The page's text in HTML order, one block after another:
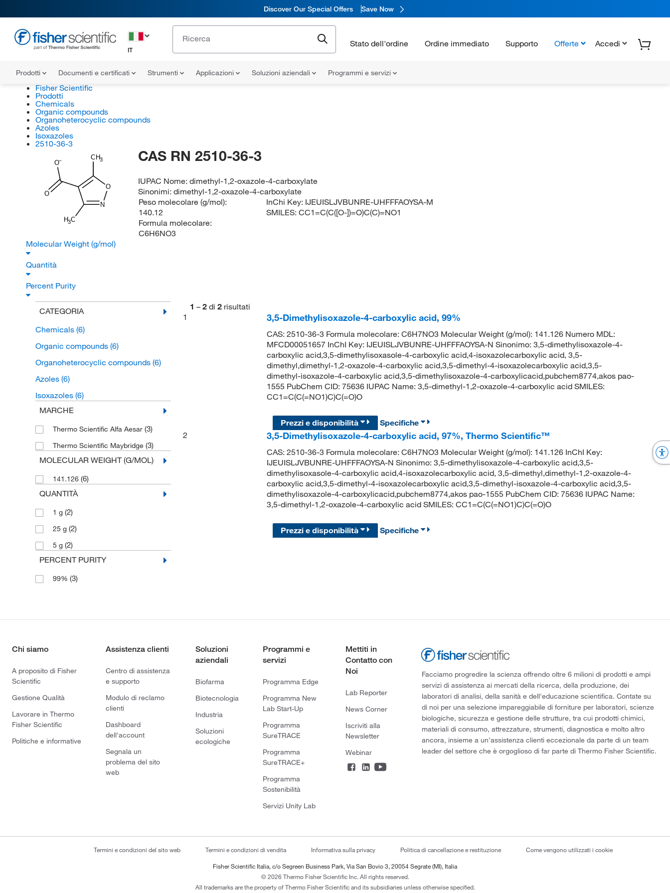
Discover Our Special Offers Save Now
IT
Stato dell'ordine Ordine immediato Supporto Offerte Accedi
Prodotti Documenti e certificati Strumenti Applicazioni Soluzioni aziendali Programmi e servizi
Fisher Scientific
Prodotti
Chemicals
Organic compounds
Organoheterocyclic compounds
Azoles
Isoxazoles
2510-36-3
CH3
O
N
H3C
O
O
CAS RN 2510-36-3
IUPAC Nome:dimethyl-1,2-oxazole-4-carboxylate
Sinonimi:dimethyl-1,2-oxazole-4-carboxylate
Peso molecolare (g/mol):
140.12
Formula molecolare:
C6H6NO3
InChi Key: IJEUISLJVBUNRE-UHFFFAOYSA-M
SMILES:CC1=C(C([O-])=O)C(C)=NO1
Molecular Weight (g/mol)
Quantità
Percent Purity
CATEGORIA
Chemicals (6)
Organic compounds (6)
Organoheterocyclic compounds (6)
Azoles (6)
Isoxazoles (6)
MARCHE
Thermo Scientific Alfa Aesar (3)
Thermo Scientific Maybridge (3)
MOLECULAR WEIGHT (G/MOL)
141.126 (6)
QUANTITÀ
1 g (2)
25 g (2)
5 g (2)
PERCENT PURITY
99% (3)
1 – 2 di 2 risultati
1
3,5-Dimethylisoxazole-4-carboxylic acid, 99%
CAS: 2510-36-3 Formula molecolare: C6H7NO3 Molecular Weight (g/mol): 141.126 Numero MDL:
MFCD00051657 InChI Key: IJEUISLJVBUNRE-UHFFFAOYSA-N Sinonimo: 3,5-dimethylisoxazole-4-
carboxylic acid,3,5-dimethylisoxasole-4-carboxylic acid,4-isoxazolecarboxylic acid, 3,5-
dimethyl,dimethyl-1,2-oxazole-4-carboxylic acid,3,5-dimethyl-4-isoxazolecarboxylic acid,3,5-
dimethyl-isoxazole-4-carboxylic acid,3,5-dimethylisoxazole-4-carboxylicacid,pubchem8774,akos pao-
1555 PubChem CID: 75636 IUPAC Name: 3,5-dimethyl-1,2-oxazole-4-carboxylic acid SMILES:
CC1=C(C(=NO1)C)C(=O)O
Prezzi e disponibilità
Specifiche
2
3,5-Dimethylisoxazole-4-carboxylic acid, 97%, Thermo Scientific™
CAS: 2510-36-3 Formula molecolare: C6H7NO3 Molecular Weight (g/mol): 141.126 InChI Key:
IJEUISLJVBUNRE-UHFFFAOYSA-N Sinonimo: 3,5-dimethylisoxazole-4-carboxylic acid,3,5-
dimethylisoxasole-4-carboxylic acid,4-isoxazolecarboxylic acid, 3,5-dimethyl,dimethyl-1,2-oxazole-4-
carboxylic acid,3,5-dimethyl-4-isoxazolecarboxylic acid,3,5-dimethyl-isoxazole-4-carboxylic acid,3,5-
dimethylisoxazole-4-carboxylicacid,pubchem8774,akos pao-1555 PubChem CID: 75636 IUPAC Name:
3,5-dimethyl-1,2-oxazole-4-carboxylic acid SMILES: CC1=C(C(=NO1)C)C(=O)O
Prezzi e disponibilità Specifiche
Chi siamo
A proposito di Fisher
Scientific
Gestione Qualità
Lavorare in Thermo
Fisher Scientific
Politiche e informative
Assistenza clienti
Centro di assistenza
e supporto
Modulo di reclamo
clienti
Dashboard
dell'account
Segnala un
problema del sito
web
Soluzioni
aziendali
Biofarma
Biotecnologia
Industria
Soluzioni
ecologiche
Programmi e
servizi
Programma Edge
Programma New
Lab Start-Up
Programma
SureTRACE
Programma
SureTRACE+
Programma
Sostenibilità
Servizi Unity Lab
Mettiti in
Contatto con
Noi
Lab Reporter
News Corner
Iscriviti alla
Newsletter
Webinar
Facciamo progredire la scienza offrendo oltre 6 milioni di prodotti e ampi
servizi di assistenza ai mercati della ricerca, della produzione, dei
laboratori di analisi, della sanità e dell'educazione scientifica. Contate su
di noi per una selezione impareggiabile di forniture per laboratori, scienze
biologiche, sicurezza e gestione delle strutture, tra cui prodotti chimici,
materiali di consumo, attrezzature, strumenti, diagnostica e molto altro
ancora, insieme a un'assistenza clienti eccezionale da parte di un team
leader del settore che è orgoglioso di far parte di Thermo Fisher Scientific.
Termini e condizioni del sito web Termini e condizioni di vendita Informativa sulla privacy Politica di cancellazione e restituzione Come vengono utilizzati i cookie
Fisher Scientific Italia, c/o Segreen Business Park, Via San Bovio 3, 20054 Segrate (MI), Italia
© 2026 Thermo Fisher Scientific Inc. All rights reserved.
All trademarks are the property of Thermo Fisher Scientific and its subsidiaries unless otherwise specified.